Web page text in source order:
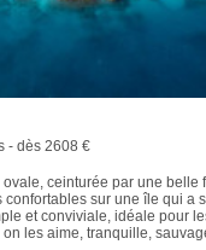
- dès 2608 €
ceinturée par une belle
sur une île qui a
et conviviale, idéale pour
les aime, tranquille,